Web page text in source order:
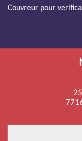
Couvreur pour